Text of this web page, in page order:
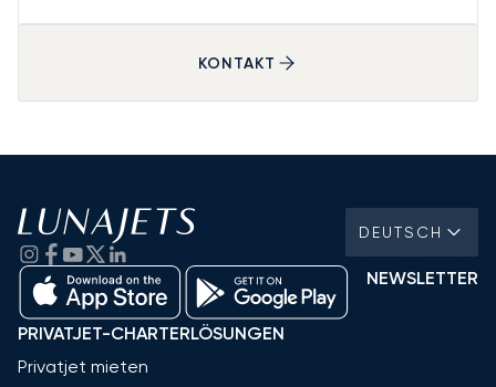
KONTAKT
DEUTSCH
NEWSLETTER
PRIVATJET-CHARTERLÖSUNGEN
Privatjet mieten